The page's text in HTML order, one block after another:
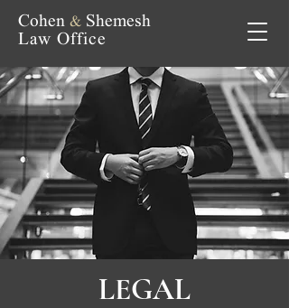
Cohen & Shemesh
Law Office
LEGAL